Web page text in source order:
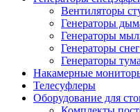
Вентиляторы
Генераторы
Генераторы
Генераторы
Генераторы
Накамерные
Телесуфлеры
Оборудование для